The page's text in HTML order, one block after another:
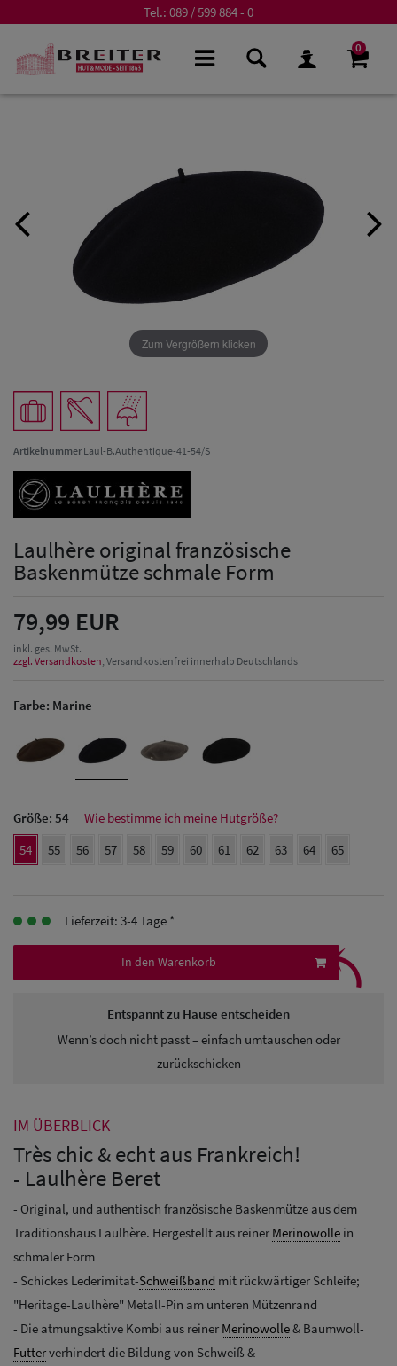
Tel.: 089 / 599 884 - 0
0
Herren Caps
Herren
Herren UV-
Schutz Caps
Sonnenschilder
& Visoren
Zum Vergrößern klicken
ArtikelnummerLaul-B.Authentique-41-54/S
Laulhère original französische
Baskenmütze schmale Form
79,99 EUR
inkl. ges. MwSt.
zzgl. Versandkosten , Versandkostenfrei innerhalb Deutschlands
Farbe: Marine
Größe: 54
Wie bestimme ich meine Hutgröße?
54
55 56 57 58 59 60 61 62 63 64 65
Lieferzeit: 3-4 Tage *
In den Warenkorb
Entspannt zu Hause entscheiden
Wenn’s doch nicht passt – einfach umtauschen oder
zurückschicken
⤹
IM ÜBERBLICK
Très chic & echt aus Frankreich!
- Laulhère Beret
- Original, und authentisch französische Baskenmütze aus dem
Traditionshaus Laulhère. Hergestellt aus reiner Merinowolle in
schmaler Form
- Schickes Lederimitat-Schweißband mit rückwärtiger Schleife;
"Heritage-Laulhère" Metall-Pin am unteren Mützenrand
- Die atmungsaktive Kombi aus reiner Merinowolle& Baumwoll-
Futterverhindert die Bildung von Schweiß &